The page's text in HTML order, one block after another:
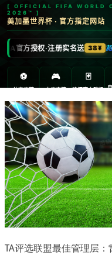
杏彩
TA评选联盟最佳管理层